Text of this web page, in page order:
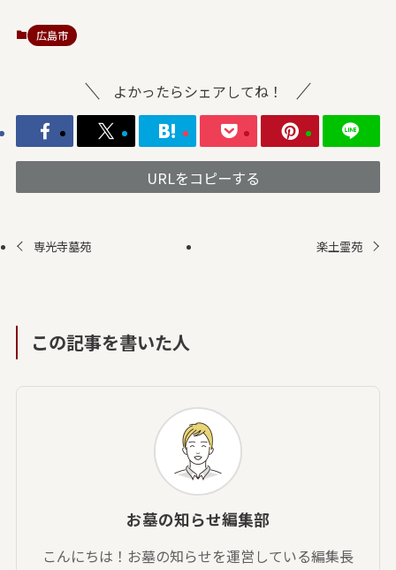
広島市
よかったらシェアしてね！
URLをコピーする
専光寺墓苑 楽土霊苑
この記事を書いた人
お墓の知らせ編集部
こんにちは！お墓の知らせを運営している編集長